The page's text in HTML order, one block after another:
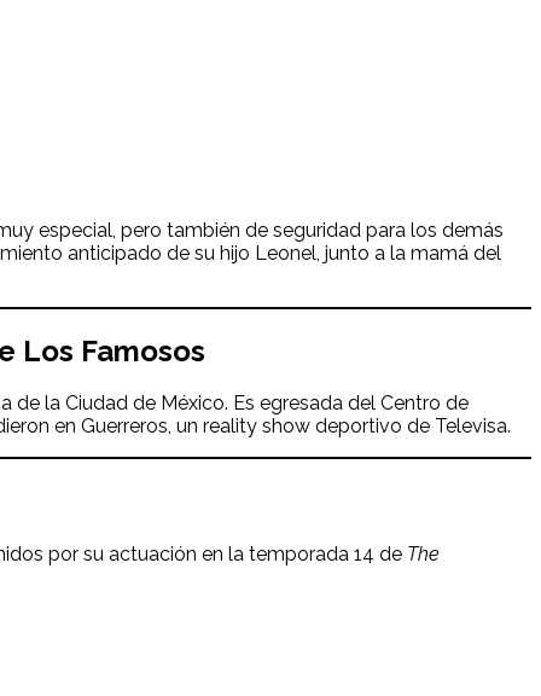
especial, pero también de seguridad para los demás
anticipado de su hijo Leonel, junto a la mamá del
Los Famosos
de la Ciudad de México. Es egresada del Centro de
en Guerreros, un reality show deportivo de Televisa.
por su actuación en la temporada 14 de The